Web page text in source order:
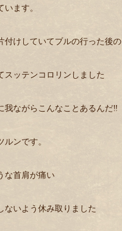
ます。
付けしていてブルの行った後の
スッテンコロリンしました
我ながらこんなことあるんだ‼️
ンです。
な首肩が痛い
ないよう休み取りました